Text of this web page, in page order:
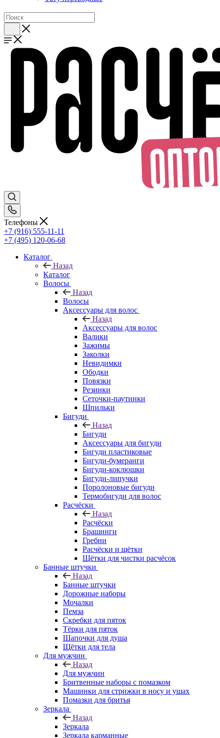
Телефоны
+7 (916) 555-11-11
+7 (495) 120-06-68
Каталог
Назад
Каталог
Волосы
Назад
Волосы
Аксессуары для волос
Назад
Аксессуары для волос
Валики
Зажимы
Заколки
Невидимки
Ободки
Повязки
Резинки
Сеточки-паутинки
Шпильки
Бигуди
Назад
Бигуди
Аксессуары для бигуди
Бигуди пластиковые
Бигуди-бумеранги
Бигуди-коклюшки
Бигуди-липучки
Поролоновые бигуди
Термобигуди для волос
Расчёски
Назад
Расчёски
Брашинги
Гребни
Расчёски и щётки
Щётки для чистки расчёсок
Банные штучки
Назад
Банные штучки
Дорожные наборы
Мочалки
Пемза
Скребки для пяток
Тёрки для пяток
Шапочки для душа
Щётки для тела
Для мужчин
Назад
Для мужчин
Бритвенные наборы с помазком
Машинки для стрижки в носу и ушах
Помазки для бритья
Зеркала
Назад
Зеркала
Зеркала карманные